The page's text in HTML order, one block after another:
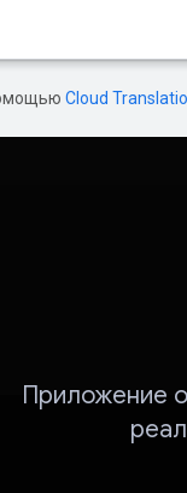
Cloud
Приложение